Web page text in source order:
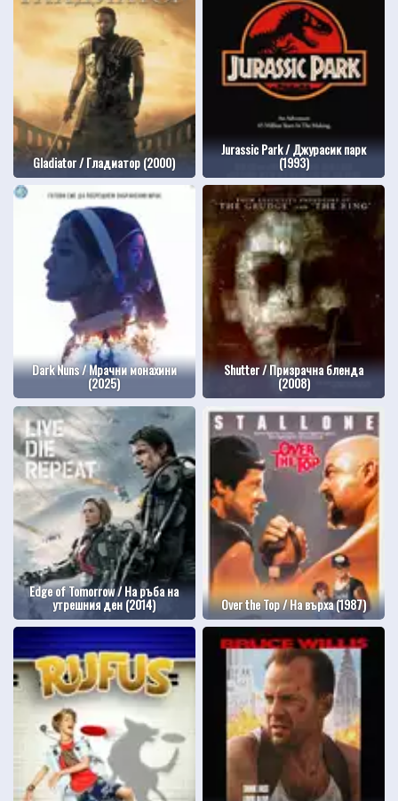
Gladiator / Гладиатор (2000)
Jurassic Park / Джурасик парк
(1993)
Dark Nuns / Мрачни монахини
(2025)
Shutter / Призрачна бленда
(2008)
Edge of Tomorrow / На ръба на
утрешния ден (2014) Over the Top / На върха (1987)